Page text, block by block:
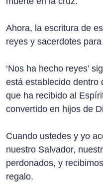
Ahora, la escritura de
reyes y sacerdotes
‘Nos ha hecho reyes’
está establecido dentro
que ha recibido al
convertido en hijos de
Cuando ustedes y yo
nuestro Salvador,
perdonados, y
regalo.